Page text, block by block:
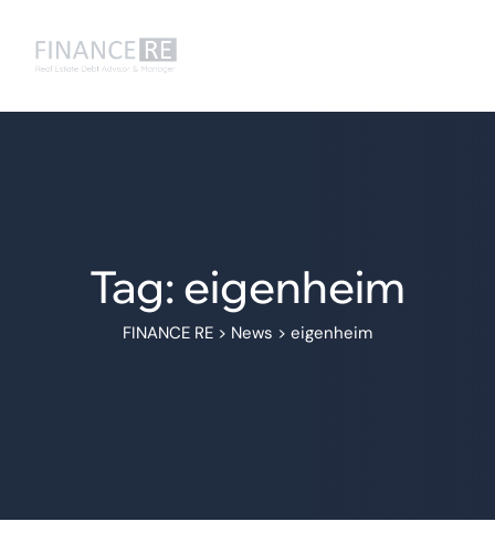
Tag: eigenheim
FINANCE RE > News > eigenheim